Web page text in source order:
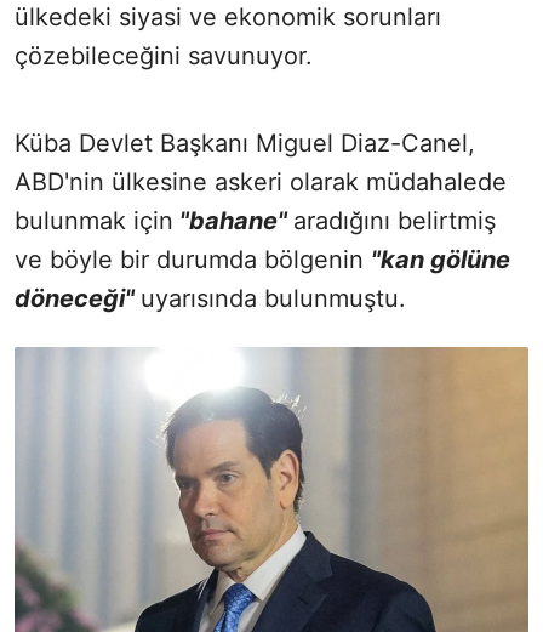
ülkedeki siyasi ve ekonomik sorunları
çözebileceğini savunuyor.
Küba Devlet Başkanı Miguel Diaz-Canel,
ABD'nin ülkesine askeri olarak müdahalede
bulunmak için "bahane" aradığını belirtmiş
ve böyle bir durumda bölgenin "kan gölüne
döneceği" uyarısında bulunmuştu.